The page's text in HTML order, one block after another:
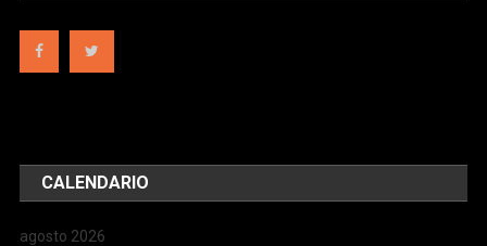
CALENDARIO
agosto 2026